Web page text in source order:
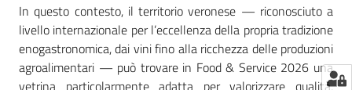
In questo contesto, il territorio veronese — riconosciuto a
livello internazionale per l’eccellenza della propria tradizione
enogastronomica, dai vini fino alla ricchezza delle produzioni
agroalimentari — può trovare in Food & Service 2026 una
vetrina particolarmente adatta per valorizzare qualità,